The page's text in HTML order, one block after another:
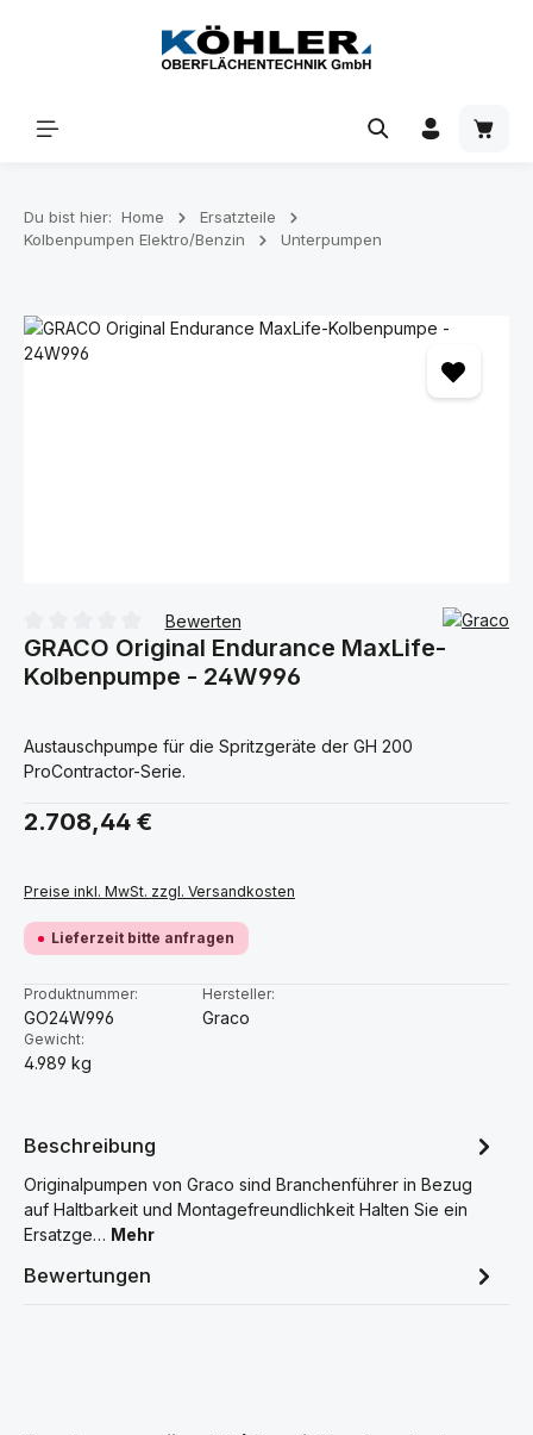
Zum Hauptinhalt springen
Du bist hier: Home
Ersatzteile
Kolbenpumpen Elektro/Benzin
Unterpumpen
Bildergalerie überspringen
Durchschnittliche Bewertung von 0 von 5 Sternen
Bewerten
GRACO Original Endurance MaxLife-
Kolbenpumpe - 24W996
Austauschpumpe für die Spritzgeräte der GH 200
ProContractor-Serie.
Regulärer Preis:
2.708,44 €
Preise inkl. MwSt. zzgl. Versandkosten
Lieferzeit bitte anfragen
Produktnummer:
GO24W996
Hersteller:
Graco
Gewicht:
4.989 kg
Beschreibung
Originalpumpen von Graco sind Branchenführer in Bezug
auf Haltbarkeit und Montagefreundlichkeit Halten Sie ein
Ersatzge… Mehr
Bewertungen